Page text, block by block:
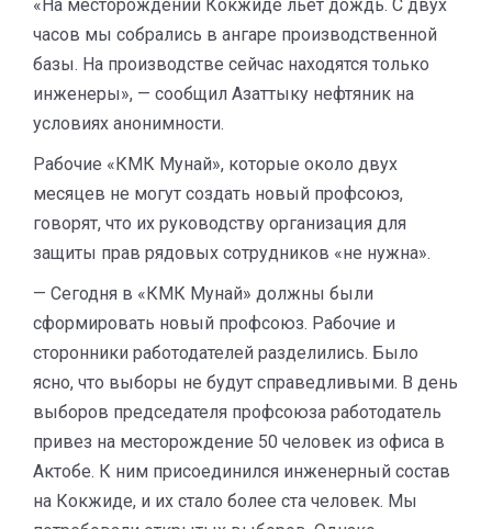
«На месторождении Кокжиде льет дождь. С двух
часов мы собрались в ангаре производственной
базы. На производстве сейчас находятся только
инженеры», — сообщил Азаттыку нефтяник на
условиях анонимности.
Рабочие «КМК Мунай», которые около двух
месяцев не могут создать новый профсоюз,
говорят, что их руководству организация для
защиты прав рядовых сотрудников «не нужна».
— Сегодня в «КМК Мунай» должны были
сформировать новый профсоюз. Рабочие и
сторонники работодателей разделились. Было
ясно, что выборы не будут справедливыми. В день
выборов председателя профсоюза работодатель
привез на месторождение 50 человек из офиса в
Актобе. К ним присоединился инженерный состав
на Кокжиде, и их стало более ста человек. Мы